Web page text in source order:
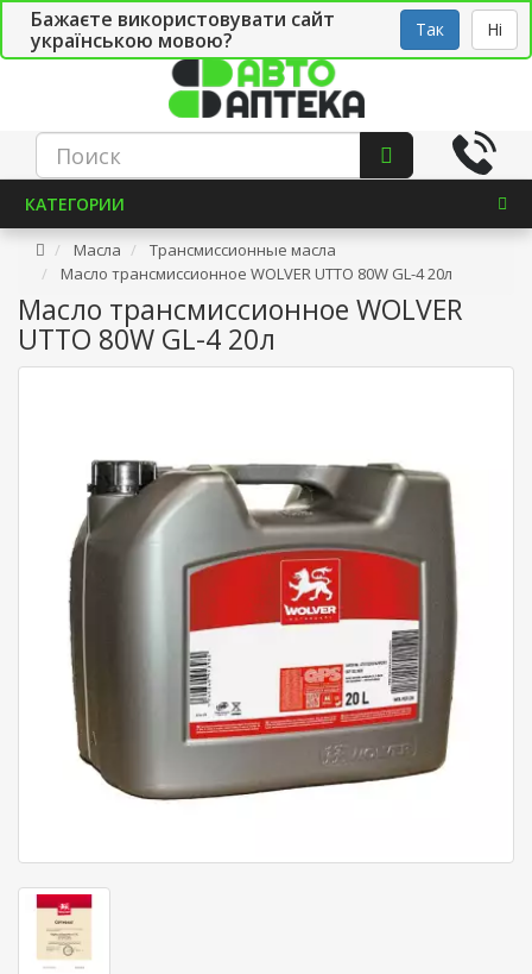
Бажаєте використовувати сайт
українською мовою?
Так Ні
СТО Укр
КАТЕГОРИИ
Масла
Трансмиссионные масла
Масло трансмиссионное WOLVER UTTO 80W GL-4 20л
Масло трансмиссионное WOLVER
UTTO 80W GL-4 20л